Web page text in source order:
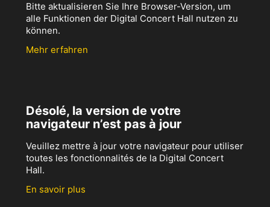
Bitte aktualisieren Sie Ihre Browser-Version, um
alle Funktionen der Digital Concert Hall nutzen zu
können.
Mehr erfahren
Désolé, la version de votre
navigateur n’est pas à jour
Veuillez mettre à jour votre navigateur pour utiliser
toutes les fonctionnalités de la Digital Concert
Hall.
En savoir plus